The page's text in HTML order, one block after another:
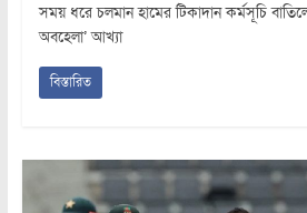
সময় ধরে চলমান হামের টিকাদান কর্মসূচি
অবহেলা’ আখ্যা
বিস্তারিত